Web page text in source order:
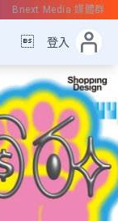
Bnext Media 媒體群
 登入